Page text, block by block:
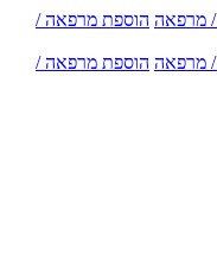
/ מרפאה הוספת מרפאה /
/ מרפאה הוספת מרפאה /